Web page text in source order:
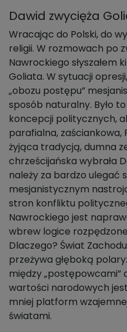
Dawid zwycięża
Wracając do Polski, do
religii. W rozmowach po
Nawrockiego słyszałem
Goliata. W sytuacji
„obozu postępu”
sposób naturalny. Było
koncepcji politycznych,
parafialna, zaściankowa,
żyjąca tradycją, dumna
chrześcijańska wybrała
należy za bardzo ulegać
mesjanistycznym
stron konfliktu
Nawrockiego jest
wbrew logice
Dlaczego? Świat
przeżywa głęboką
między „postępowcami”
wartości narodowych
mniej platform
światami.